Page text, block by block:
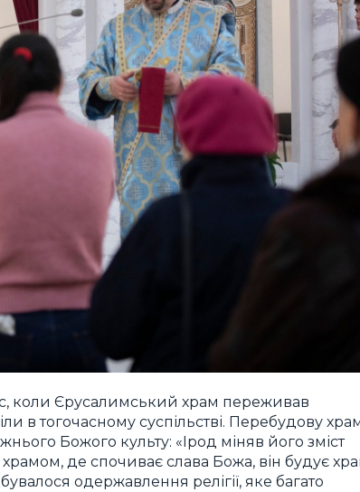
коли Єрусалимський храм переживав
в тогочасному суспільстві. Перебудову
Божого культу: «Ірод міняв його зміст
де спочиває слава Божа, він будує
одержавлення релігії, яке багато